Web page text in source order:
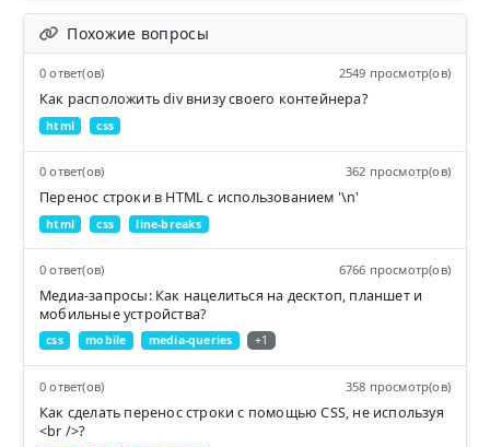
Похожие вопросы
0 ответ(ов) 2549 просмотр(ов)
Как расположить div внизу своего контейнера?
html css
0 ответ(ов) 362 просмотр(ов)
Перенос строки в HTML с использованием '\n'
html css line-breaks
0 ответ(ов) 6766 просмотр(ов)
Медиа-запросы: Как нацелиться на десктоп, планшет и
мобильные устройства?
css mobile media-queries +1
0 ответ(ов) 358 просмотр(ов)
Как сделать перенос строки с помощью CSS, не используя
<br />?